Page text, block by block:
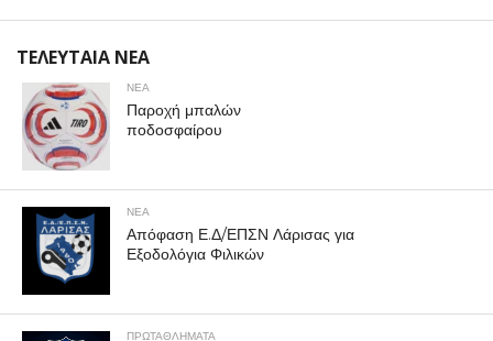
ΤΕΛΕΥΤΑΙΑ ΝΕΑ
ΝΕΑ
Παροχή μπαλών
ποδοσφαίρου
ΝΕΑ
Απόφαση Ε.Δ/ΕΠΣΝ Λάρισας για
Εξοδολόγια Φιλικών
ΠΡΩΤΑΘΛΉΜΑΤΑ